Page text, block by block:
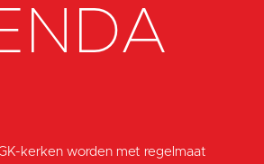
kerken worden met regelmaat